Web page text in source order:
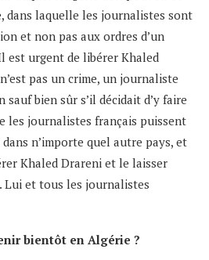
dans laquelle les journalistes sont
et non pas aux ordres d’un
est urgent de libérer Khaled
pas un crime, un journaliste
sauf bien sûr s’il décidait d’y faire
les journalistes français puissent
n’importe quel autre pays, et
Khaled Drareni et le laisser
et tous les journalistes
bientôt en Algérie ?